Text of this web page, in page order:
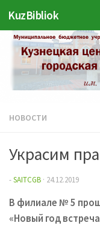
Перейти к
KuzBibliok
НОВОСТИ
Украсим
-SAITCGB · 24.12.2019
В филиале № 5
«Новый год